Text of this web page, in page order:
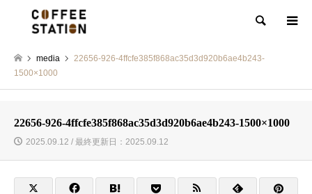
検索
media
22656-926-4ffcfe385f868ac35d3d920b6ae4b243-
1500×1000
22656-926-4ffcfe385f868ac35d3d920b6ae4b243-1500×1000
2025.09.12 / 最終更新日：2025.09.12